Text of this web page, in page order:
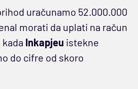
uračunamo 52.000.000
morati da uplati na račun
Inkapjeu istekne
do cifre od skoro